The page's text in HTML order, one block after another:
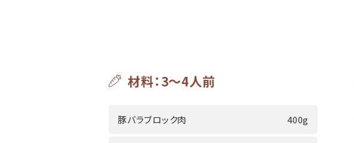
材料：3～4人前
豚バラブロック肉 400g